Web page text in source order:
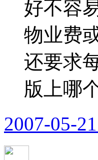
好不容
物业费
还要求
版上哪
2007-05-